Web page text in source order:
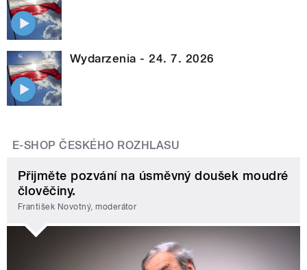
Wydarzenia - 24. 7. 2026
E-SHOP ČESKÉHO ROZHLASU
Přijměte pozvání na úsměvný doušek moudré
člověčiny.
František Novotný, moderátor